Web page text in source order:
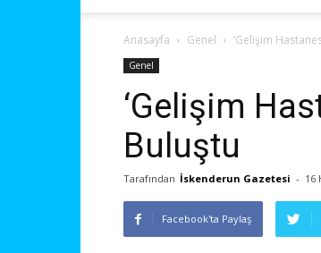
Anasayfa Genel ‘Gelişim
Genel
‘Gelişim
Buluştu
Tarafından İskenderun Gazetesi - 16
Facebook'ta Paylaş